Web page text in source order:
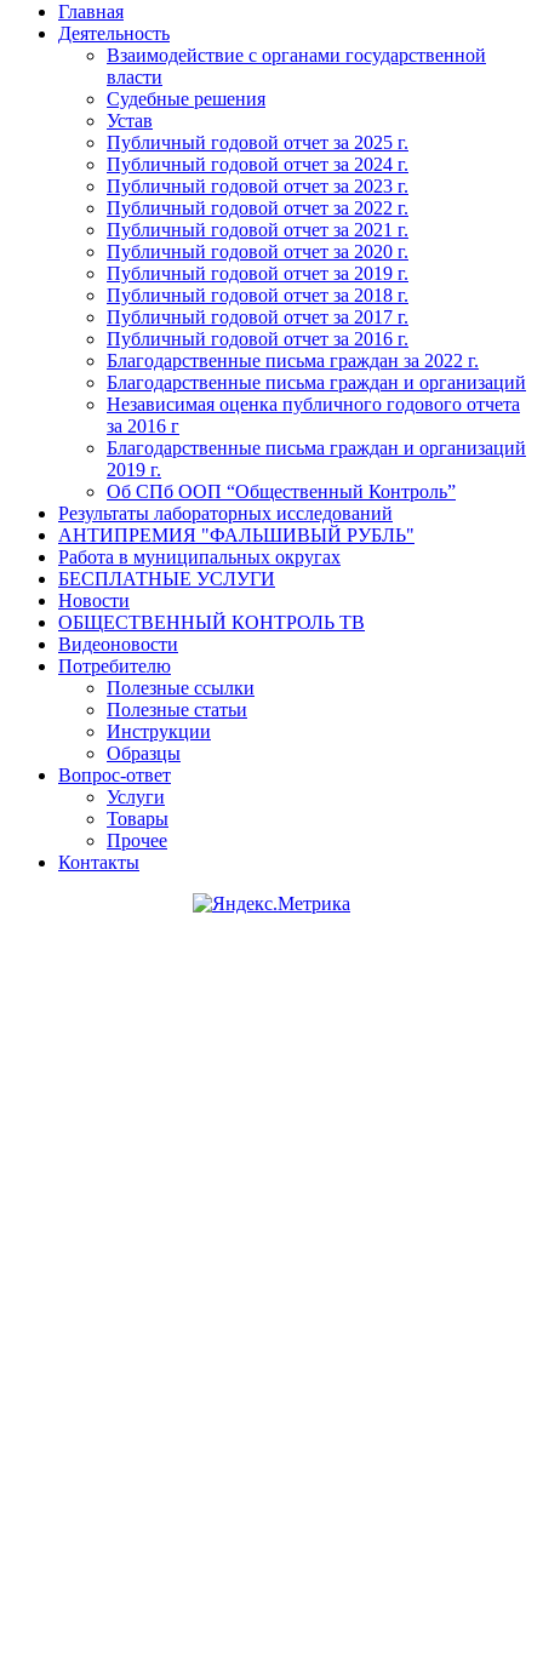
Главная
Деятельность
Взаимодействие с органами государственной
власти
Судебные решения
Устав
Публичный годовой отчет за 2025 г.
Публичный годовой отчет за 2024 г.
Публичный годовой отчет за 2023 г.
Публичный годовой отчет за 2022 г.
Публичный годовой отчет за 2021 г.
Публичный годовой отчет за 2020 г.
Публичный годовой отчет за 2019 г.
Публичный годовой отчет за 2018 г.
Публичный годовой отчет за 2017 г.
Публичный годовой отчет за 2016 г.
Благодарственные письма граждан за 2022 г.
Благодарственные письма граждан и организаций
Независимая оценка публичного годового отчета
за 2016 г
Благодарственные письма граждан и организаций
2019 г.
Об СПб ООП “Общественный Контроль”
Результаты лабораторных исследований
АНТИПРЕМИЯ "ФАЛЬШИВЫЙ РУБЛЬ"
Работа в муниципальных округах
БЕСПЛАТНЫЕ УСЛУГИ
Новости
ОБЩЕСТВЕННЫЙ КОНТРОЛЬ ТВ
Видеоновости
Потребителю
Полезные ссылки
Полезные статьи
Инструкции
Образцы
Вопрос-ответ
Услуги
Товары
Прочее
Контакты